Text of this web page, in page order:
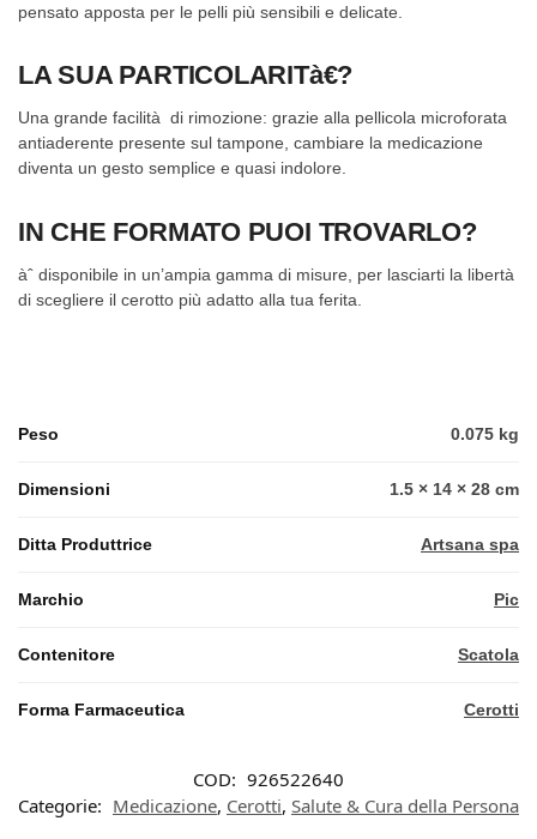
pensato apposta per le pelli più sensibili e delicate.
LA SUA PARTICOLARITà€?
Una grande facilità di rimozione: grazie alla pellicola microforata
antiaderente presente sul tampone, cambiare la medicazione
diventa un gesto semplice e quasi indolore.
IN CHE FORMATO PUOI TROVARLO?
àˆ disponibile in un’ampia gamma di misure, per lasciarti la libertà
di scegliere il cerotto più adatto alla tua ferita.
Peso 0.075 kg
Dimensioni 1.5 × 14 × 28 cm
Ditta Produttrice Artsana spa
Marchio Pic
Contenitore Scatola
Forma Farmaceutica Cerotti
COD: 926522640
Categorie: Medicazione, Cerotti, Salute & Cura della Persona